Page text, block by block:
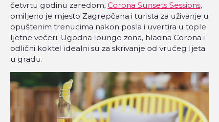
četvrtu godinu zaredom, Corona Sunsets Sessions,
omiljeno je mjesto Zagrepčana i turista za uživanje u
opuštenim trenucima nakon posla i uvertira u tople
ljetne večeri. Ugodna lounge zona, hladna Corona i
odlični koktel idealni su za skrivanje od vrućeg ljeta
u gradu.